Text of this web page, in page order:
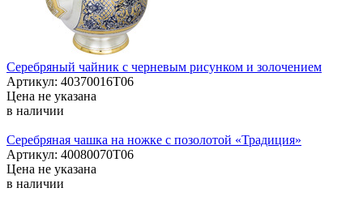
Серебряный чайник с черневым рисунком и золочением
Артикул: 40370016Т06
Цена не указана
в наличии
Серебряная чашка на ножке с позолотой «Традиция»
Артикул: 40080070Т06
Цена не указана
в наличии